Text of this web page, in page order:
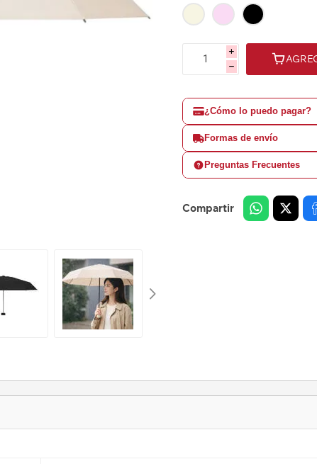
i
h
¿Cómo lo puedo pagar?
Formas de envío
Preguntas Frecuentes
Compartir